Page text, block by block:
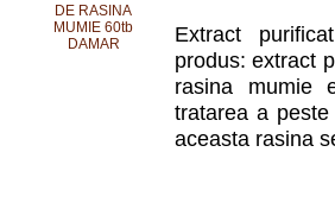
Extract
produs: extract
rasina mumie
tratarea a
aceasta rasina